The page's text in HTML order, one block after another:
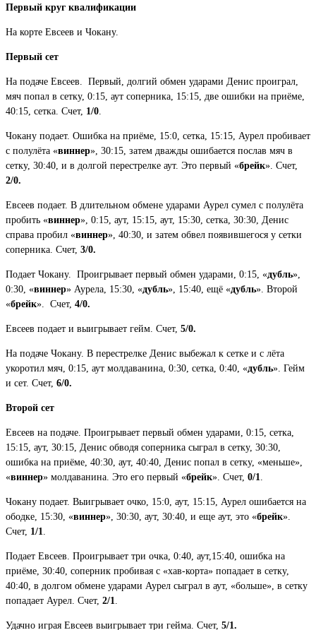
Первый круг квалификации
На корте Евсеев и Чокану.
Первый сет
На подаче Евсеев. Первый, долгий обмен ударами Денис проиграл,
мяч попал в сетку, 0:15, аут соперника, 15:15, две ошибки на приёме,
40:15, сетка. Счет, 1/0
Чокану подает. Ошибка на приёме, 15:0, сетка, 15:15, Аурел пробивает
с полулёта «виннер», 30:15, затем дважды ошибается послав мяч в
сетку, 30:40, и в долгой перестрелке аут. Это первый «брейк». Счет,
2/0.
Евсеев подает. В длительном обмене ударами Аурел сумел с полулёта
пробить «виннер», 0:15, аут, 15:15, аут, 15:30, сетка, 30:30, Денис
справа пробил «виннер», 40:30, и затем обвел появившегося у сетки
соперника. Счет, 3/0.
Подает Чокану. Проигрывает первый обмен ударами, 0:15, «дубль»,
0:30, «виннер» Аурела, 15:30, «дубль», 15:40, ещё «дубль». Второй
«брейк». Счет, 4/0.
Евсеев подает и выигрывает гейм. Счет, 5/0.
На подаче Чокану. В перестрелке Денис выбежал к сетке и с лёта
укоротил мяч, 0:15, аут молдаванина, 0:30, сетка, 0:40, «дубль». Гейм
и сет. Счет, 6/0.
Второй сет
Евсеев на подаче. Проигрывает первый обмен ударами, 0:15, сетка,
15:15, аут, 30:15, Денис обводя соперника сыграл в сетку, 30:30,
ошибка на приёме, 40:30, аут, 40:40, Денис попал в сетку, «меньше»,
«виннер» молдаванина. Это его первый «брейк». Счет, 0/1
Чокану подает. Выигрывает очко, 15:0, аут, 15:15, Аурел ошибается на
ободке, 15:30, «виннер», 30:30, аут, 30:40, и еще аут, это «брейк».
Счет, 1/1
Подает Евсеев. Проигрывает три очка, 0:40, аут,15:40, ошибка на
приёме, 30:40, соперник пробивая с «хав-корта» попадает в сетку,
40:40, в долгом обмене ударами Аурел сыграл в аут, «больше», в сетку
попадает Аурел. Счет, 2/1
Удачно играя Евсеев выигрывает три гейма. Счет, 5/1.